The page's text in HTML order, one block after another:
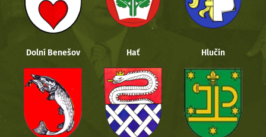
Dolní Benešov Hať Hlučín